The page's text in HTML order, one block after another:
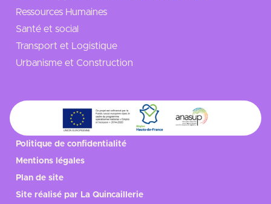
Ressources Humaines
Santé et social
Transport et Logistique
Urbanisme et Construction
Politique de confidentialité
Mentions légales
Plan de site
Site réalisé par La Quincaillerie